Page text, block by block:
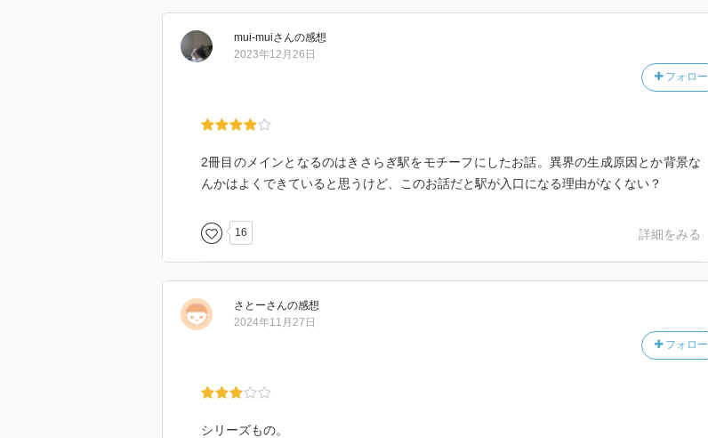
mui-muiさんの感想
フォロー
2023年12月26日
2冊目のメインとなるのはきさらぎ駅をモチーフにしたお話。異界の生成原因とか背景な
んかはよくできていると思うけど、このお話だと駅が入口になる理由がなくない？
16 詳細をみる
さとーさんの感想
フォロー
2024年11月27日
シリーズもの。